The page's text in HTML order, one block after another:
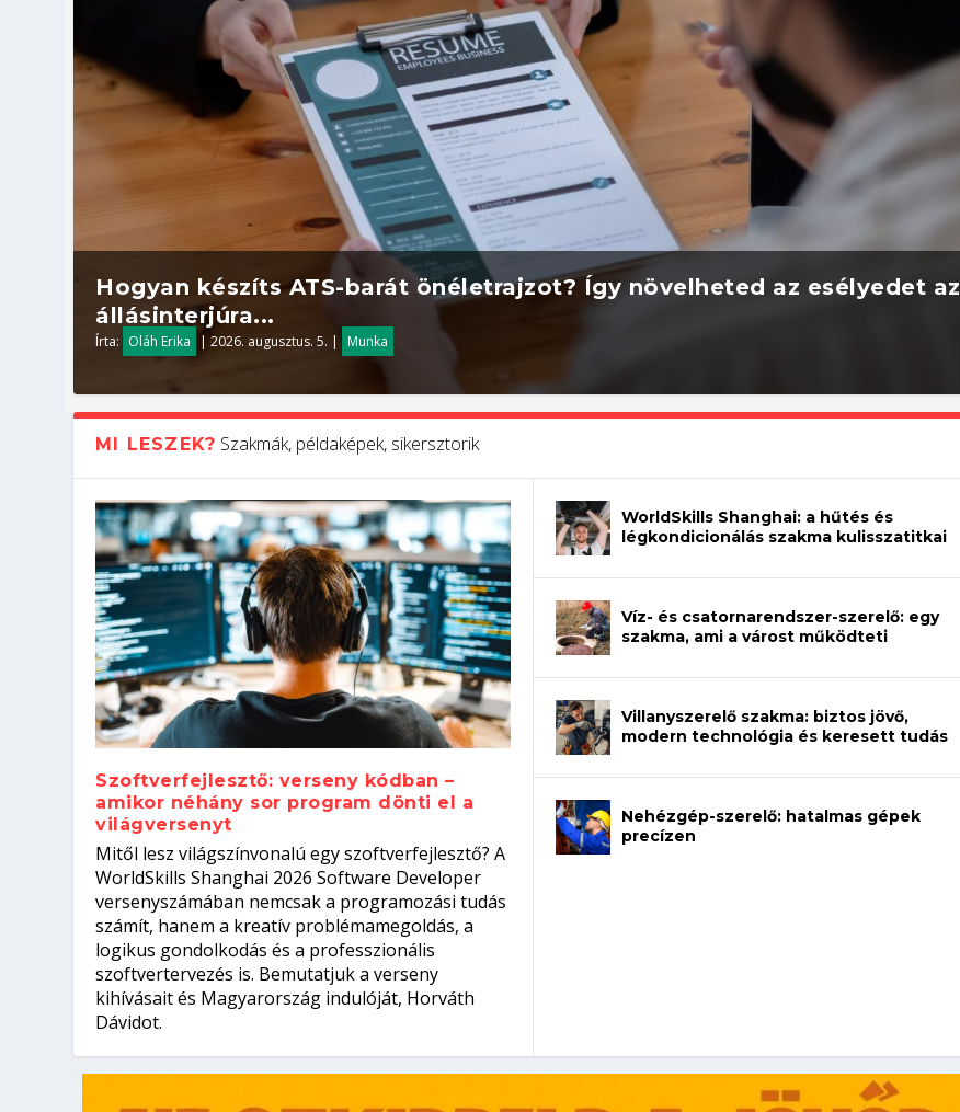
Hogyan készíts ATS-barát önéletrajzot? Így növelheted az esélyedet az
állásinterjúra...
Írta: Oláh Erika |2026. augusztus. 5. | Munka
Kitalálod, mire használják ezeket a gépeket?
Írta: Tóth Mónika |2026. augusztus. 4.| Kvíz
Nem sikerült az egyetemi felvételi? Tanulj szakmát!
Írta: Oláh Erika |2026. augusztus. 4.| Iskolák
Szoftverfejlesztő: verseny kódban – amikor néhány sor program dönti
el a világversenyt...
Írta: Szakmát Szerzek |2026. augusztus. 3.| Mi leszek?
Digitális detox – hogyan kapcsolódj ki telefon nélkül?
Írta: Oláh Erika |2026. augusztus. 3.| Egészség
MI LESZEK? Szakmák, példaképek, sikersztorik
Szoftverfejlesztő: verseny kódban –
amikor néhány sor program dönti el a
világversenyt
Mitől lesz világszínvonalú egy szoftverfejlesztő? A
WorldSkills Shanghai 2026 Software Developer
versenyszámában nemcsak a programozási tudás
számít, hanem a kreatív problémamegoldás, a
logikus gondolkodás és a professzionális
szoftvertervezés is. Bemutatjuk a verseny
kihívásait és Magyarország indulóját, Horváth
Dávidot.
WorldSkills Shanghai: a hűtés és
légkondicionálás szakma kulisszatitkai
Víz- és csatornarendszer-szerelő: egy
szakma, ami a várost működteti
Villanyszerelő szakma: biztos jövő,
modern technológia és keresett tudás
Nehézgép-szerelő: hatalmas gépek
precízen